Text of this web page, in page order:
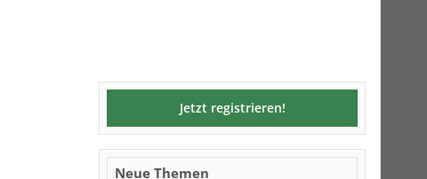
Jetzt registrieren!
Neue Themen